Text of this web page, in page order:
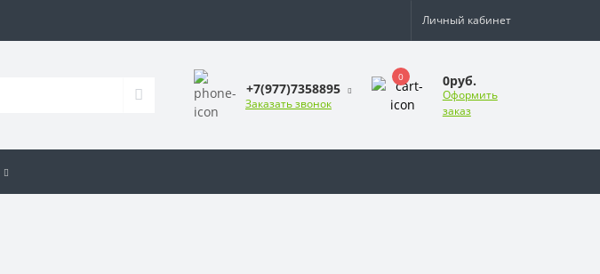
Личный кабинет
+7(977)7358895
Заказать звонок
0 0руб.
Оформить
заказ